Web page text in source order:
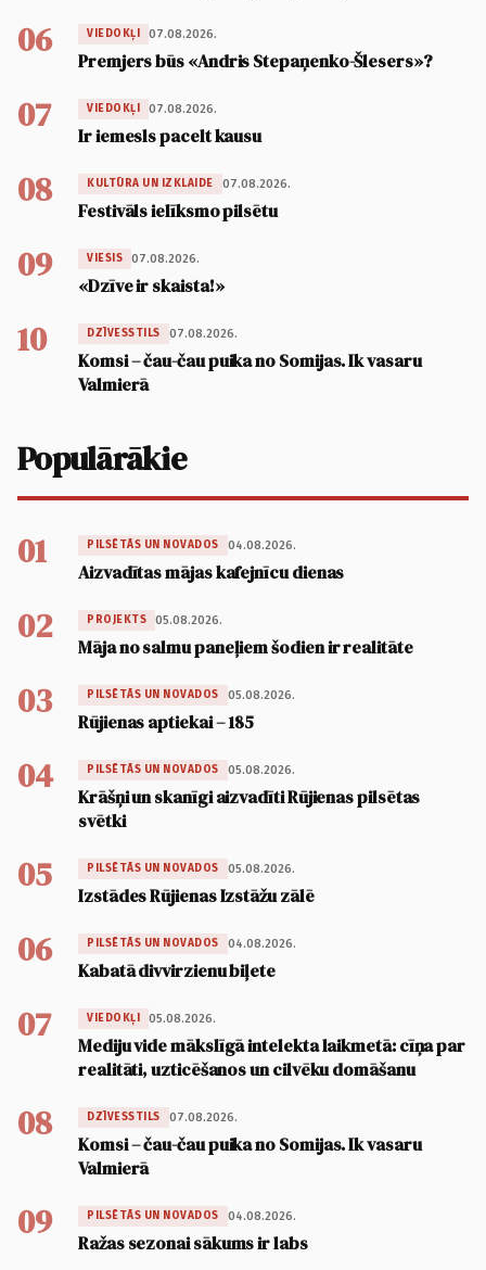
06 VIEDOKĻI 07.08.2026.
Premjers būs «Andris Stepaņenko-Šlesers»?
07 VIEDOKĻI 07.08.2026.
Ir iemesls pacelt kausu
08 KULTŪRA UN IZKLAIDE 07.08.2026.
Festivāls ielīksmo pilsētu
09 VIESIS 07.08.2026.
«Dzīve ir skaista!»
10 DZĪVESSTILS 07.08.2026.
Komsi – čau-čau puika no Somijas. Ik vasaru
Valmierā
Populārākie
01 PILSĒTĀS UN NOVADOS 04.08.2026.
Aizvadītas mājas kafejnīcu dienas
02 PROJEKTS 05.08.2026.
Māja no salmu paneļiem šodien ir realitāte
03 PILSĒTĀS UN NOVADOS 05.08.2026.
Rūjienas aptiekai – 185
04 PILSĒTĀS UN NOVADOS 05.08.2026.
Krāšņi un skanīgi aizvadīti Rūjienas pilsētas
svētki
05 PILSĒTĀS UN NOVADOS 05.08.2026.
Izstādes Rūjienas Izstāžu zālē
06 PILSĒTĀS UN NOVADOS 04.08.2026.
Kabatā divvirzienu biļete
07 VIEDOKĻI 05.08.2026.
Mediju vide mākslīgā intelekta laikmetā: cīņa par
realitāti, uzticēšanos un cilvēku domāšanu
08 DZĪVESSTILS 07.08.2026.
Komsi – čau-čau puika no Somijas. Ik vasaru
Valmierā
09 PILSĒTĀS UN NOVADOS 04.08.2026.
Ražas sezonai sākums ir labs